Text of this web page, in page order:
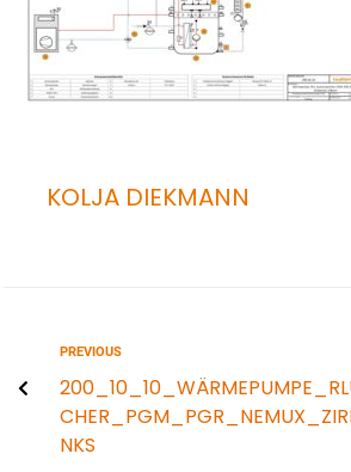
KOLJA DIEKMANN
PREVIOUS
NKS